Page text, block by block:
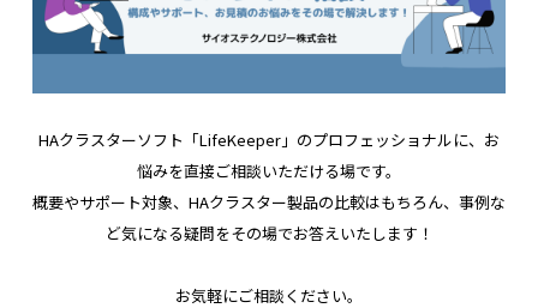
HAクラスターソフト「LifeKeeper」のプロフェッショナルに、お
悩みを直接ご相談いただける場です。
概要やサポート対象、HAクラスター製品の比較はもちろん、事例な
ど気になる疑問をその場でお答えいたします！
お気軽にご相談ください。